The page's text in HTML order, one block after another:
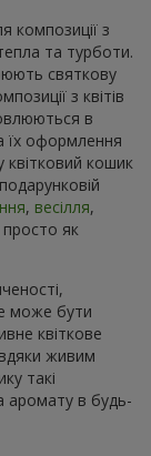
композиції з
та турботи.
святкову
з квітів
в
їх оформлення
квітковий кошик
, весілля,
як
може бути
квіткове
живим
такі
аромату в будь-